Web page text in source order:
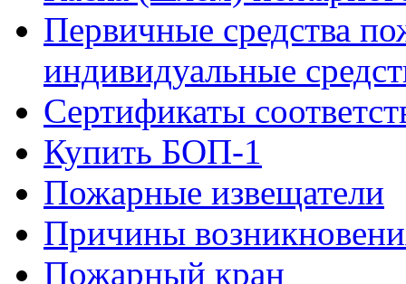
Первичные средства
индивидуальные
Сертификаты
Купить БОП-1
Пожарные извещатели
Причины
Пожарный кран